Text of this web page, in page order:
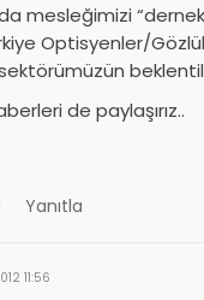
mesleğimizi
Optisyenler/
de paylaşırız..
Yanıtla
11:56